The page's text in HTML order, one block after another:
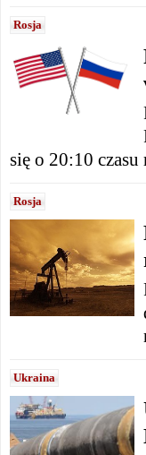
Rosja
się o 20:10
Rosja
Ukraina